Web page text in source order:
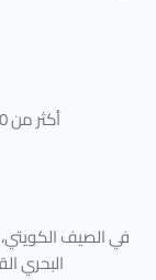
أكثر من 350 عميل راضٍ في الفحاهيل كل شهر.
في الصيف الكويتي،
البحري